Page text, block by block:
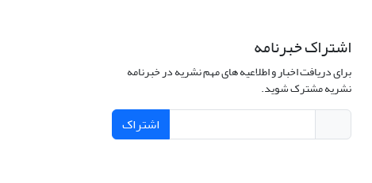
اشتراک خبرنامه
برای دریافت اخبار و اطلاعیه های مهم نشریه در خبرنامه
نشریه مشترک شوید.
اشتراک